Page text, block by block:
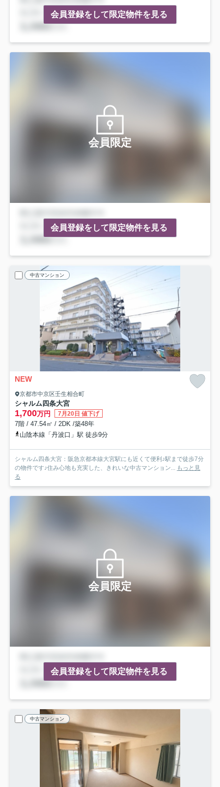
会員登録をして限定物件を見る
会員限定
会員登録をして限定物件を見る
中古マンション
NEW
京都市中京区壬生相合町
シャルム四条大宮
1,700万円 7月20日 値下げ
7階 / 47.54㎡ / 2DK /築48年
山陰本線「丹波口」駅 徒歩9分
シャルム四条大宮：阪急京都本線大宮駅にも近くて便利♪駅まで徒歩7分
の物件です♪住み心地も充実した、きれいな中古マンション... もっと見
る
会員限定
会員登録をして限定物件を見る
中古マンション